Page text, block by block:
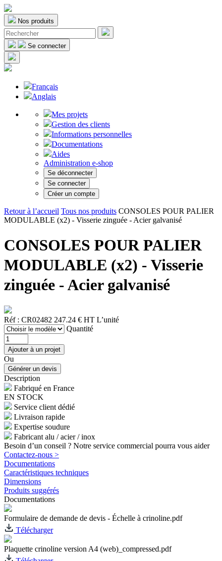
Nos produits
Se connecter
Français
Anglais
Mes projets
Gestion des clients
Informations personnelles
Documentations
Aides
Administration e-shop
Se déconnecter
Se connecter
Créer un compte
Retour à l’accueil Tous nos produits CONSOLES POUR PALIER
MODULABLE (x2) - Visserie zinguée - Acier galvanisé
CONSOLES POUR PALIER
MODULABLE (x2) - Visserie
zinguée - Acier galvanisé
Réf : CR02482 247.24 € HT L’unité
Quantité
Ou
Description
Fabriqué en France
EN STOCK
Service client dédié
Livraison rapide
Expertise soudure
Fabricant alu / acier / inox
Besoin d’un conseil ? Notre service commercial pourra vous aider
Contactez-nous >
Documentations
Caractéristiques techniques
Dimensions
Produits suggérés
Documentations
Formulaire de demande de devis - Échelle à crinoline.pdf
Télécharger
Plaquette crinoline version A4 (web)_compressed.pdf